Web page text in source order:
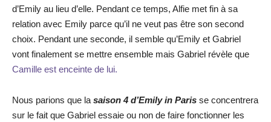
d’Emily au lieu d’elle. Pendant ce temps, Alfie met fin à sa
relation avec Emily parce qu’il ne veut pas être son second
choix. Pendant une seconde, il semble qu’Emily et Gabriel
vont finalement se mettre ensemble mais Gabriel révèle que
Camille est enceinte de lui.
Nous parions que lasaison 4 d’Emily in Paris se concentrera
sur le fait que Gabriel essaie ou non de faire fonctionner les